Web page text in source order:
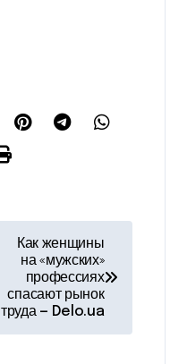
Как женщины
на «мужских»
профессиях
спасают рынок
труда — Delo.ua